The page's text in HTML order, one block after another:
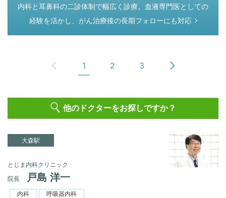
つぎのページ
内科と耳鼻科の二診体制で幅広く診療。血液専門医としての
経験を活かし、がん治療後の長期フォローにも対応
1 2 3
他のドクターをお探しですか？
大森駅
とじま内科クリニック
院長
戸島 洋一
内科 呼吸器内科